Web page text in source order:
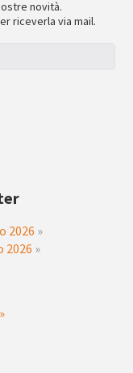
novità.
riceverla via mail.
2026 »
2026 »